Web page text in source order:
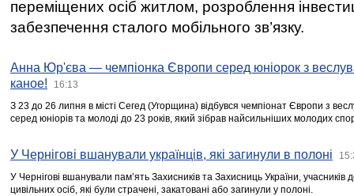
переміщених осіб житлом, розроблення
забезпечення сталого мобільного зв’язку.
Анна Юр'єва — чемпіонка Європи серед юніорок з
каное!
16:13
З 23 до 26 липня в місті Сегед (Угорщина) відбувся чемпіонат Європи з
серед юніорів та молоді до 23 років, який зібрав найсильніших молодих
У Чернігові вшанували українців, які загинули в полоні
У Чернігові вшанували пам’ять Захисників та Захисниць України,
цивільних осіб, які були страчені, закатовані або загинули у полоні.